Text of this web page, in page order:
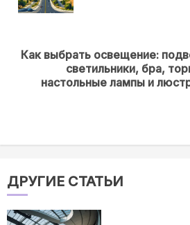
post:
Как выбрать освещение:
светильники, бра,
настольные лампы и
ДРУГИЕ СТАТЬИ